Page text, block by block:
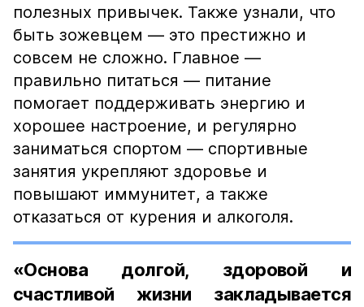
полезных привычек. Также узнали, что
быть зожевцем — это престижно и
совсем не сложно. Главное —
правильно питаться — питание
помогает поддерживать энергию и
хорошее настроение, и регулярно
заниматься спортом — спортивные
занятия укрепляют здоровье и
повышают иммунитет, а также
отказаться от курения и алкоголя.
«Основа долгой, здоровой и
счастливой жизни закладывается